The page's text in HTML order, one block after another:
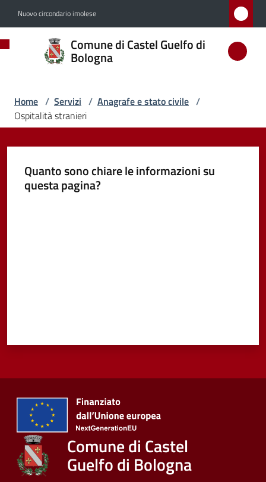
Nuovo circondario imolese
Comune di Castel Guelfo di
Bologna
Comune
di
Guelfo
di
Bologna
Amministrazione
Servizi
online
Tutti
gli
argomenti...
Home / Servizi / Anagrafe e stato civile /
Ospitalità stranieri
Quanto sono chiare le informazioni su
questa pagina?
Comune di Castel
Guelfo di Bologna